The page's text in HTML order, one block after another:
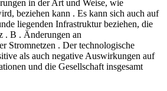
in der Art und Weise, wie
beziehen kann . Es kann sich auch auf
liegenden Infrastruktur beziehen, die
. B . Änderungen an
Stromnetzen . Der technologische
als auch negative Auswirkungen auf
und die Gesellschaft insgesamt